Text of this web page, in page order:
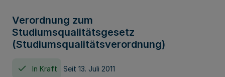
Verordnung zum
Studiumsqualitätsgesetz
(Studiumsqualitätsverordnung)
In Kraft Seit 13. Juli 2011